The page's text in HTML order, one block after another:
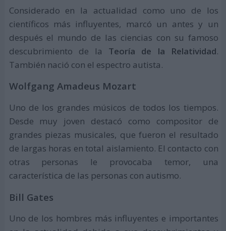
Considerado en la actualidad como uno de los
científicos más influyentes, marcó un antes y un
después el mundo de las ciencias con su famoso
descubrimiento de la Teoría de la Relatividad.
También nació con el espectro autista.
Wolfgang Amadeus Mozart
Uno de los grandes músicos de todos los tiempos.
Desde muy joven destacó como compositor de
grandes piezas musicales, que fueron el resultado
de largas horas en total aislamiento. El contacto con
otras personas le provocaba temor, una
característica de las personas con autismo.
Bill Gates
Uno de los hombres más influyentes e importantes